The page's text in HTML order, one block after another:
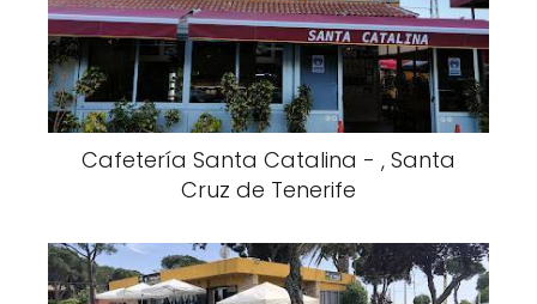
Cafetería Santa Catalina - , Santa
Cruz de Tenerife